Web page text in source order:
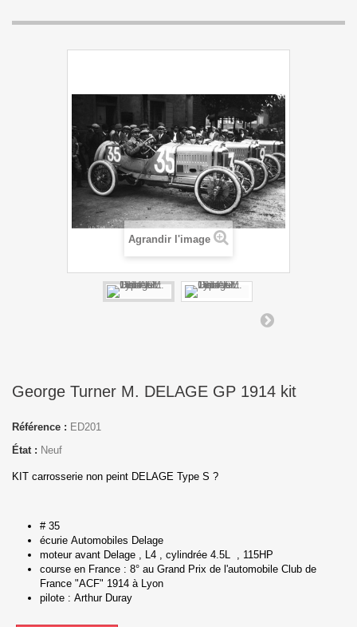
Agrandir l'image
George Turner M. DELAGE GP 1914 kit
Référence : ED201
État : Neuf
KIT carrosserie non peint DELAGE Type S ?
# 35
écurie Automobiles Delage
moteur avant Delage , L4 , cylindrée 4.5L , 115HP
course en France : 8° au Grand Prix de l'automobile Club de
France "ACF" 1914 à Lyon
pilote : Arthur Duray